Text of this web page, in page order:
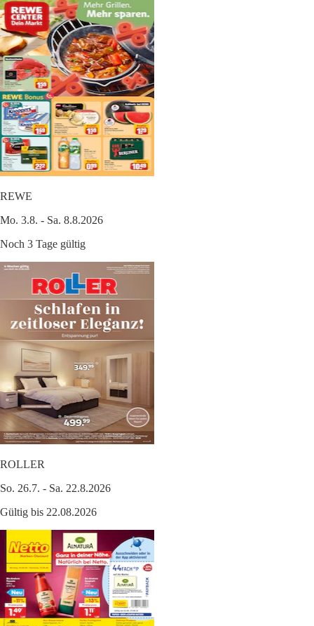
REWE
Mo. 3.8. - Sa. 8.8.2026
Noch 3 Tage gültig
ROLLER
So. 26.7. - Sa. 22.8.2026
Gültig bis 22.08.2026